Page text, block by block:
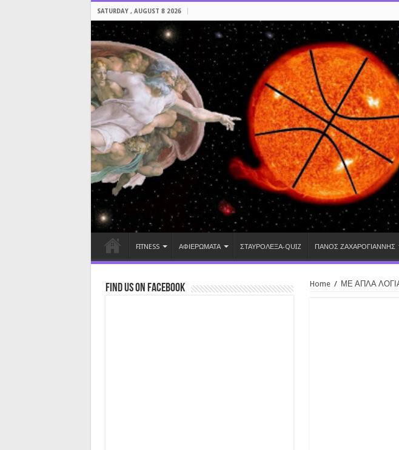
SATURDAY , AUGUST 8 2026
FITNESS ΑΦΙΕΡΩΜΑΤΑ ΣΤΑΥΡΟΛΕΞΑ-QUIZ ΠΑΝΟΣ ΖΑΧΑΡΟΓΙΑΝΝΗΣ
Home / ΜΕ ΑΠΛΑ
Find us on Facebook